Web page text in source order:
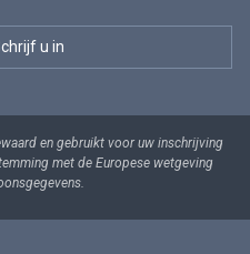
en gebruikt voor uw inschrijving
met de Europese wetgeving